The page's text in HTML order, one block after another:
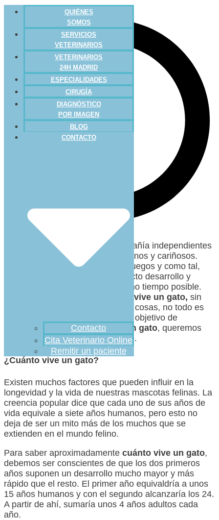
QUIÉNES
SOMOS
SERVICIOS
VETERINARIOS
VETERINARIOS
24H MADRID
ESPECIALIDADES
CIRUGÍA
DIAGNÓSTICO
POR IMAGEN
BLOG
CONTACTO
Contacto
Cita Veterinario Online
Remitir un paciente
Los gatos son animales de compañía independientes
pero también tremendamente tiernos y cariñosos.
Son compañeros especiales de juegos y como tal,
deseamos su bienestar, su correcto desarrollo y
aprovechar junto a ellos el máximo tiempo posible.
cuánto vive un gato, sin
embargo y como ocurre con más cosas, no todo es
totalmente cierto. Por eso, con el objetivo de
esclarecer
cuantos años vive un gato, queremos
facilitaros información al respecto.
¿Cuánto vive un gato?
Existen muchos factores que pueden influir en la
longevidad y la vida de nuestras mascotas felinas. La
creencia popular dice que cada uno de sus años de
vida equivale a siete años humanos, pero esto no
deja de ser un mito más de los muchos que se
extienden en el mundo felino.
Para saber aproximadamente cuánto vive un gato,
debemos ser conscientes de que los dos primeros
años suponen un desarrollo mucho mayor y más
rápido que el resto. El primer año equivaldría a unos
15 años humanos y con el segundo alcanzaría los 24.
A partir de ahí, sumaría unos 4 años adultos cada
año.